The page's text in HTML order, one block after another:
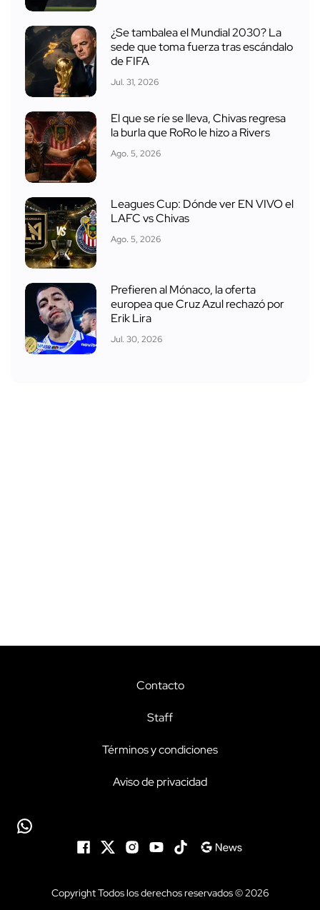
¿Se tambalea el Mundial 2030? La
sede que toma fuerza tras escándalo
de FIFA
Jul. 31, 2026
El que se ríe se lleva, Chivas regresa
la burla que RoRo le hizo a Rivers
Ago. 5, 2026
Leagues Cup: Dónde ver EN VIVO el
LAFC vs Chivas
Ago. 5, 2026
Prefieren al Mónaco, la oferta
europea que Cruz Azul rechazó por
Erik Lira
Jul. 30, 2026
Contacto
Staff
Términos y condiciones
Aviso de privacidad
Copyright Todos los derechos reservados © 2026